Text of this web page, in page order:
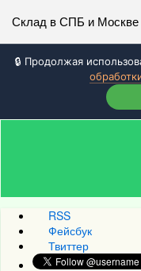
🔒 Продолжая
Склад в СПБ и Москве
RSS
Фейсбук
Твиттер